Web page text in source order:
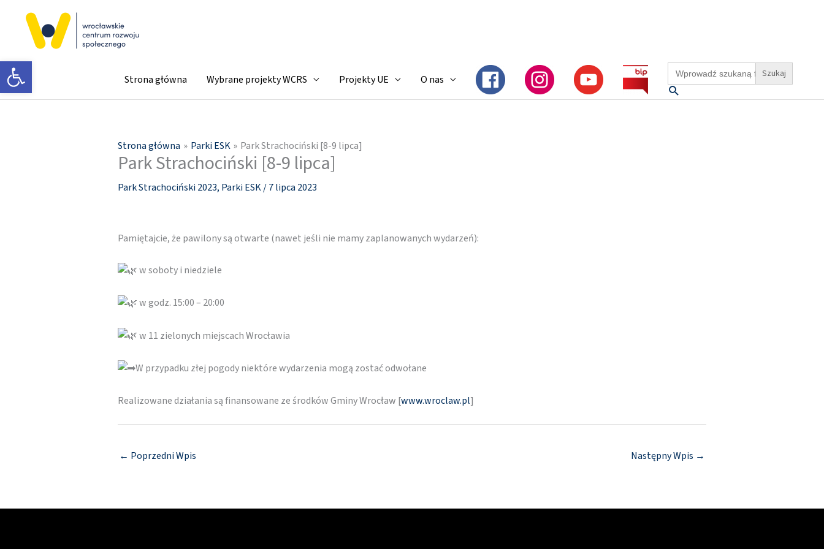
Otwórz pasek narzędzi Strona główna Wybrane projekty WCRS Projekty UE O nas
Search
for:
Szukaj
Strona główna Parki ESK Park Strachociński [8-9 lipca]
Park Strachociński [8-9 lipca]
Park Strachociński 2023, Parki ESK/7 lipca 2023
Pamiętajcie, że pawilony są otwarte (nawet jeśli nie mamy zaplanowanych wydarzeń):
w soboty i niedziele
w godz. 15:00 – 20:00
w 11 zielonych miejscach Wrocławia
W przypadku złej pogody niektóre wydarzenia mogą zostać odwołane
Realizowane działania są finansowane ze środków Gminy Wrocław [www.wroclaw.pl]
← Poprzedni Wpis Następny Wpis →